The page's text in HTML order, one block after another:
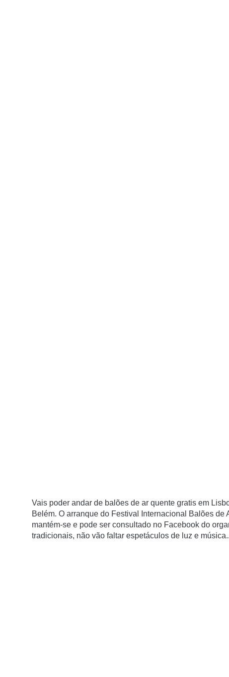
Vais poder andar de balões de ar quente gratis em
Belém. O arranque do Festival Internacional Balões de
mantém-se e pode ser consultado no Facebook do
tradicionais, não vão faltar espetáculos de luz e música